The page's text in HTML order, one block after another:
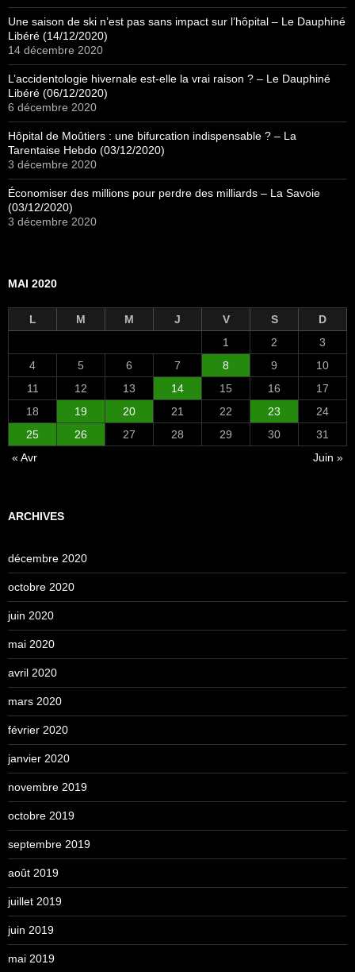
Une saison de ski n’est pas sans impact sur l’hôpital – Le Dauphiné
Libéré (14/12/2020)
14 décembre 2020
L’accidentologie hivernale est-elle la vrai raison ? – Le Dauphiné
Libéré (06/12/2020)
6 décembre 2020
Hôpital de Moûtiers : une bifurcation indispensable ? – La
Tarentaise Hebdo (03/12/2020)
3 décembre 2020
Économiser des millions pour perdre des milliards – La Savoie
(03/12/2020)
3 décembre 2020
MAI 2020
L M M J V S
D
1
2
3
4
5 6 7 8 9
10
11
12 13 14 15 16
17
18
19 20 21 22 23
24
25
26 27 28 29 30
31
« Avr
Juin »
ARCHIVES
décembre 2020
octobre 2020
juin 2020
mai 2020
avril 2020
mars 2020
février 2020
janvier 2020
novembre 2019
octobre 2019
septembre 2019
août 2019
juillet 2019
juin 2019
mai 2019